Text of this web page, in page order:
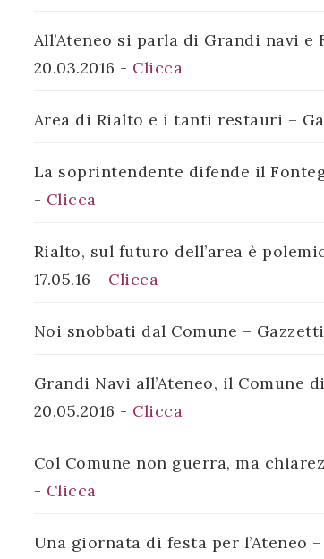
All’Ateneo si parla di Grandi navi e
20.03.2016 - Clicca
Area di Rialto e i tanti restauri –
La soprintendente difende il
- Clicca
Rialto, sul futuro dell’area è
17.05.16 - Clicca
Noi snobbati dal Comune –
Grandi Navi all’Ateneo, il Comune
20.05.2016 - Clicca
Col Comune non guerra, ma
- Clicca
Una giornata di festa per l’Ateneo –